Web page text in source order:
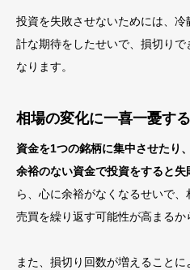
投資を失敗させないためには、
計な期待をしたせいで、損切り
なります。
相場の変化に一喜一憂す
資金を1つの銘柄に集中させたり
余裕のない資金で投資をすると
ら、心に余裕がなくなるせいで
売買を繰り返す可能性が高まるか
また、損切り回数が増えることに